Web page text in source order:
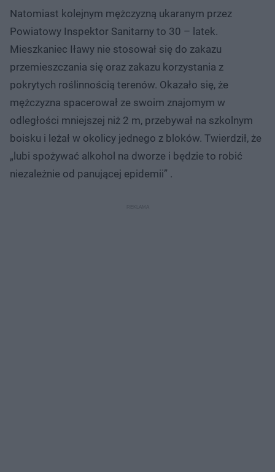
Natomiast kolejnym mężczyzną ukaranym przez
Powiatowy Inspektor Sanitarny to 30 – latek.
Mieszkaniec Iławy nie stosował się do zakazu
przemieszczania się oraz zakazu korzystania z
pokrytych roślinnością terenów. Okazało się, że
mężczyzna spacerował ze swoim znajomym w
odległości mniejszej niż 2 m, przebywał na szkolnym
boisku i leżał w okolicy jednego z bloków. Twierdził, że
„lubi spożywać alkohol na dworze i będzie to robić
niezależnie od panującej epidemii” .